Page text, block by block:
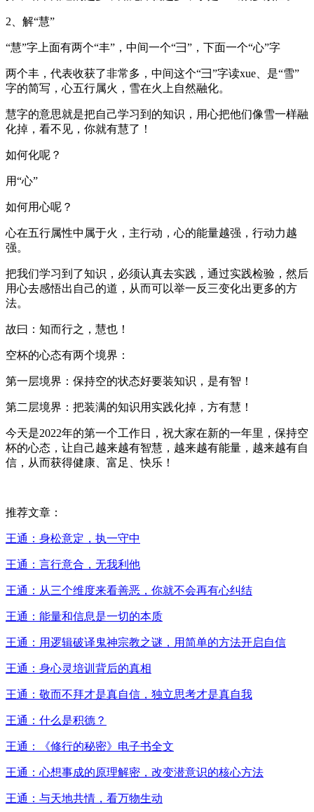
2、解“慧”
“慧”字上面有两个“丰”，中间一个“彐”，下面一个“心”字
两个丰，代表收获了非常多，中间这个“彐”字读xue、是“雪”
字的简写，心五行属火，雪在火上自然融化。
慧字的意思就是把自己学习到的知识，用心把他们像雪一样融
化掉，看不见，你就有慧了！
如何化呢？
用“心”
如何用心呢？
心在五行属性中属于火，主行动，心的能量越强，行动力越
强。
把我们学习到了知识，必须认真去实践，通过实践检验，然后
用心去感悟出自己的道，从而可以举一反三变化出更多的方
法。
故曰：知而行之，慧也！
空杯的心态有两个境界：
第一层境界：保持空的状态好要装知识，是有智！
第二层境界：把装满的知识用实践化掉，方有慧！
今天是2022年的第一个工作日，祝大家在新的一年里，保持空
杯的心态，让自己越来越有智慧，越来越有能量，越来越有自
信，从而获得健康、富足、快乐！
推荐文章：
王通：身松意定，执一守中
王通：言行意合，无我利他
王通：从三个维度来看善恶，你就不会再有心纠结
王通：能量和信息是一切的本质
王通：用逻辑破译鬼神宗教之谜，用简单的方法开启自信
王通：身心灵培训背后的真相
王通：敬而不拜才是真自信，独立思考才是真自我
王通：什么是积德？
王通：《修行的秘密》电子书全文
王通：心想事成的原理解密，改变潜意识的核心方法
王通：与天地共情，看万物生动